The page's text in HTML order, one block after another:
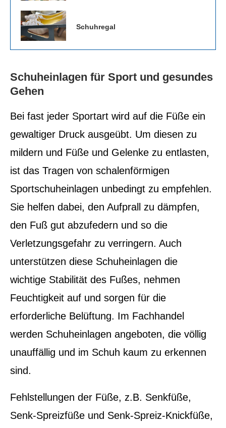
Schuhregal
Schuheinlagen für Sport und gesundes
Gehen
Bei fast jeder Sportart wird auf die Füße ein
gewaltiger Druck ausgeübt. Um diesen zu
mildern und Füße und Gelenke zu entlasten,
ist das Tragen von schalenförmigen
Sportschuheinlagen unbedingt zu empfehlen.
Sie helfen dabei, den Aufprall zu dämpfen,
den Fuß gut abzufedern und so die
Verletzungsgefahr zu verringern. Auch
unterstützen diese Schuheinlagen die
wichtige Stabilität des Fußes, nehmen
Feuchtigkeit auf und sorgen für die
erforderliche Belüftung. Im Fachhandel
werden Schuheinlagen angeboten, die völlig
unauffällig und im Schuh kaum zu erkennen
sind.
Fehlstellungen der Füße, z.B. Senkfüße,
Senk-Spreizfüße und Senk-Spreiz-Knickfüße,